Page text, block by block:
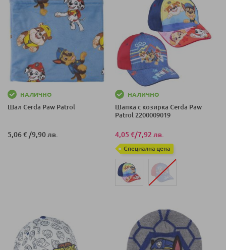
НАЛИЧНО
Шал Cerda Paw Patrol
5,06 € /9,90 лв.
НАЛИЧНО
Шапка с козирка Cerda Paw
Patrol 2200009019
4,05 €/7,92 лв.
Специална цена